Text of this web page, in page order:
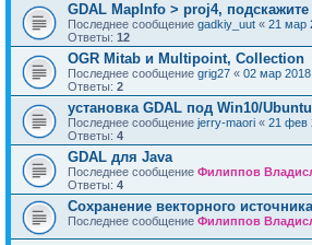
GDAL MapInfo > proj4,
Последнее сообщение gadkiy_uut « 21 мар
Ответы: 12
OGR Mitab и Multipoint, Collection
Последнее сообщение grig27 « 02 мар
Ответы: 2
установка GDAL под Win10/Ubuntu
Последнее сообщение jerry-maori « 21 фев
Ответы: 4
GDAL для Java
Последнее сообщение Филиппов
Ответы: 4
Сохранение векторного
Последнее сообщение Филиппов